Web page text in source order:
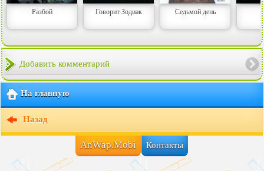
Разбой Говорит Зодиак Седьмой день
Добавить комментарий
На главную
Назад
AnWap.Mobi Контакты